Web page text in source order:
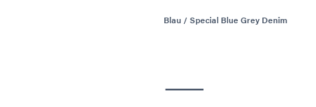
Blau / Special Blue Grey Denim